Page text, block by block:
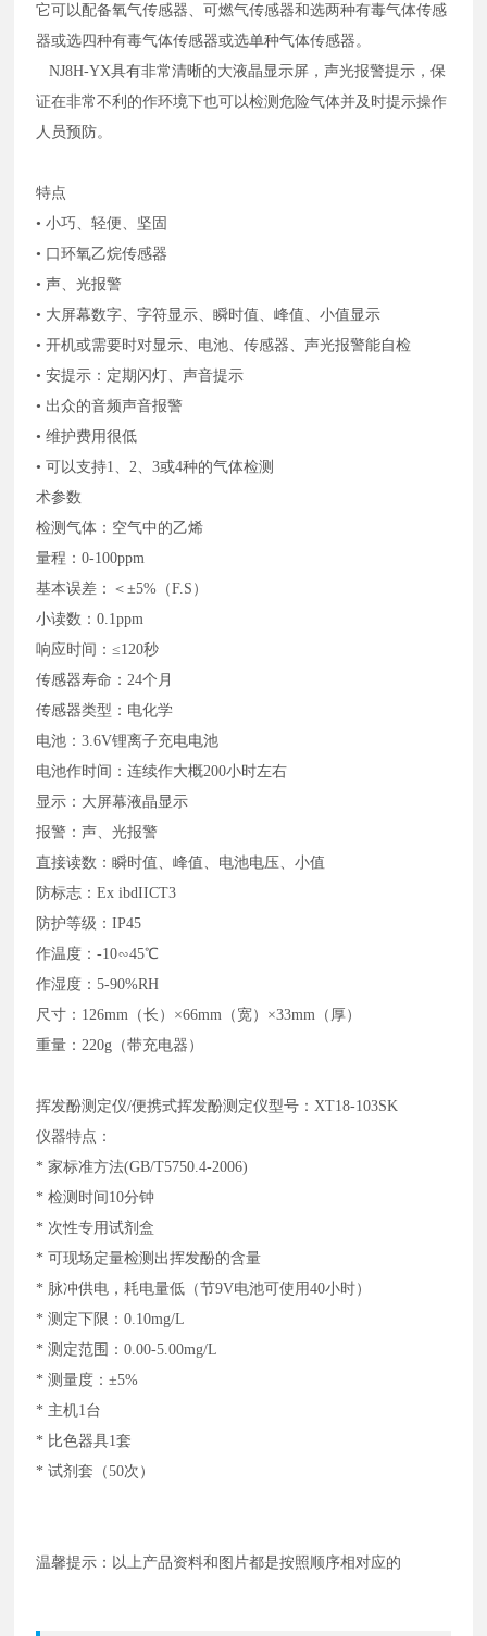
它可以配备氧气传感器、可燃气传感器和选两种有毒气体传感
器或选四种有毒气体传感器或选单种气体传感器。
NJ8H-YX具有非常清晰的大液晶显示屏，声光报警提示，保
证在非常不利的作环境下也可以检测危险气体并及时提示操作
人员预防。
特点
• 小巧、轻便、坚固
• 口环氧乙烷传感器
• 声、光报警
• 大屏幕数字、字符显示、瞬时值、峰值、小值显示
• 开机或需要时对显示、电池、传感器、声光报警能自检
• 安提示：定期闪灯、声音提示
• 出众的音频声音报警
• 维护费用很低
• 可以支持1、2、3或4种的气体检测
术参数
检测气体：空气中的乙烯
量程：0-100ppm
基本误差：＜±5%（F.S）
小读数：0.1ppm
响应时间：≤120秒
传感器寿命： 24个月
传感器类型：电化学
电池：3.6V锂离子充电电池
电池作时间：连续作大概200小时左右
显示：大屏幕液晶显示
报警：声、光报警
直接读数：瞬时值、峰值、电池电压、小值
防标志：Ex ibdIICT3
防护等级：IP45
作温度：-10∽45℃
作湿度：5-90%RH
尺寸： 126mm（长）×66mm（宽）×33mm（厚）
重量： 220g（带充电器）
挥发酚测定仪/便携式挥发酚测定仪型号：XT18-103SK
仪器特点：
* 家标准方法(GB/T5750.4-2006)
* 检测时间10分钟
* 次性专用试剂盒
* 可现场定量检测出挥发酚的含量
* 脉冲供电，耗电量低（节9V电池可使用40小时）
* 测定下限：0.10mg/L
* 测定范围：0.00-5.00mg/L
* 测量度：±5%
* 主机1台
* 比色器具1套
* 试剂套（50次）
温馨提示：以上产品资料和图片都是按照顺序相对应的